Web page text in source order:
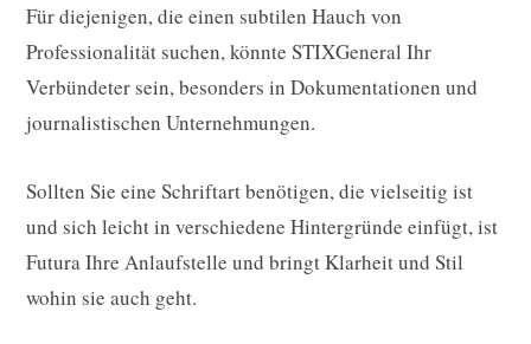
Für diejenigen, die einen subtilen Hauch von
Professionalität suchen, könnte STIXGeneral Ihr
Verbündeter sein, besonders in Dokumentationen und
journalistischen Unternehmungen.
Sollten Sie eine Schriftart benötigen, die vielseitig ist
und sich leicht in verschiedene Hintergründe einfügt, ist
Futura Ihre Anlaufstelle und bringt Klarheit und Stil
wohin sie auch geht.